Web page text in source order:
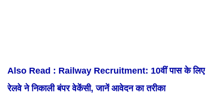
Also Read : Railway Recruitment: 10वीं पास के लिए
रेलवे ने निकाली बंपर वेकेंसी, जानें आवेदन का तरीका